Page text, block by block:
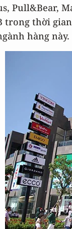
Pull&Bear,
trong thời
hàng này.